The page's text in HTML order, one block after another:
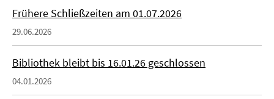
Frühere Schließzeiten am 01.07.2026
29.06.2026
Bibliothek bleibt bis 16.01.26 geschlossen
04.01.2026